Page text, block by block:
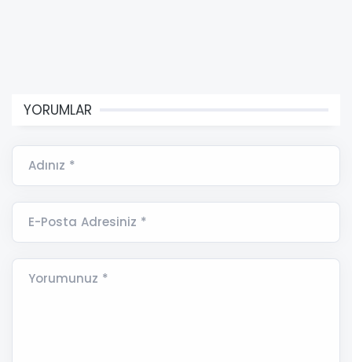
YORUMLAR
Adınız *
E-Posta Adresiniz *
Yorumunuz *